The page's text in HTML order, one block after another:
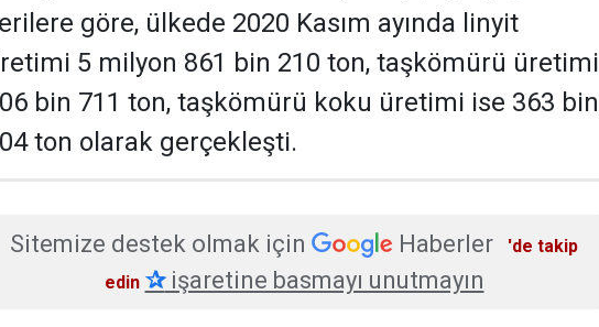
göre, ülkede 2020 Kasım ayında linyit
5 milyon 861 bin 210 ton, taşkömürü üretimi
bin 711 ton, taşkömürü koku üretimi ise 363 bin
ton olarak gerçekleşti.
Sitemize destek olmak için Haberler
'de takip
edin ✰işaretine basmayı unutmayın